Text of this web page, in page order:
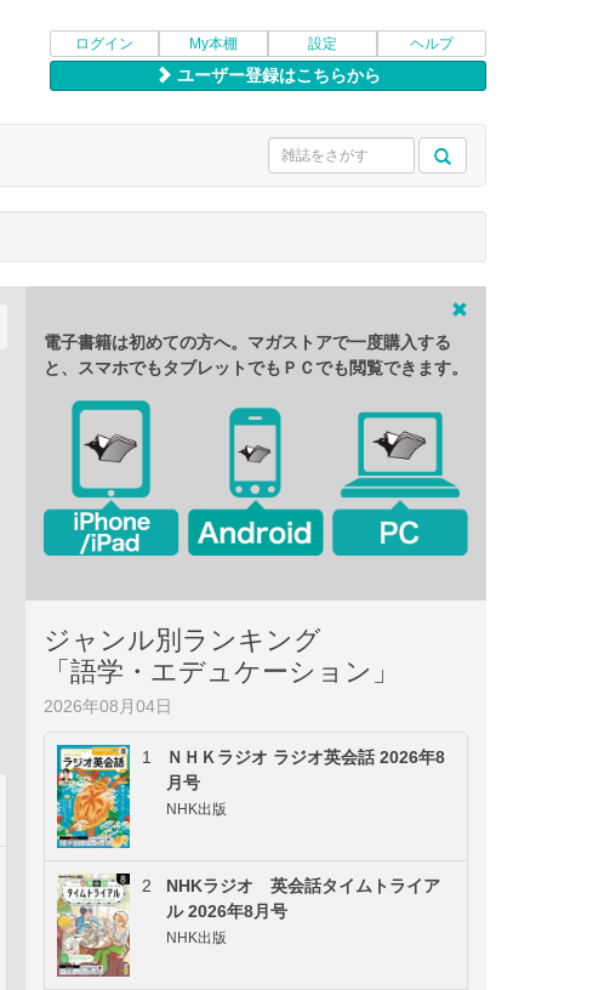
ログイン My本棚 設定 ヘルプ
ユーザー登録はこちらから
電子書籍は初めての方へ。マガストアで一度購入する
と、スマホでもタブレットでもＰＣでも閲覧できます。
ジャンル別ランキング
「語学・エデュケーション」
2026年08月04日
1
ＮＨＫラジオ ラジオ英会話 2026年8
月号
NHK出版
2
NHKラジオ 英会話タイムトライア
ル 2026年8月号
NHK出版